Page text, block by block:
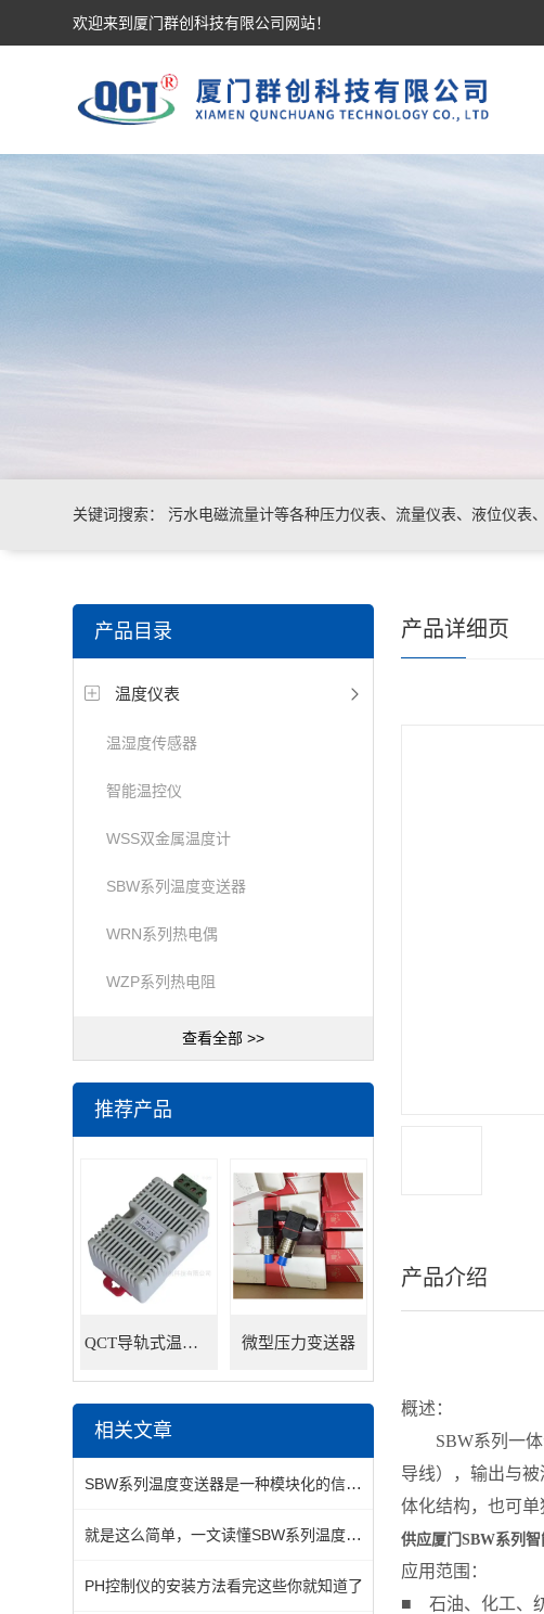
欢迎来到厦门群创科技有限公司网站！
关键词搜索： 污水电磁流量计等各种压力仪表、流量仪表、液位仪表
产品目录
温度仪表
温湿度传感器
智能温控仪
WSS双金属温度计
SBW系列温度变送器
WRN系列热电偶
WZP系列热电阻
查看全部 >>
推荐产品
QCT导轨式温湿度变送器 微型压力变送器
相关文章
SBW系列温度变送器是一种模块化的信号调理装置
就是这么简单，一文读懂SBW系列温度变送器
PH控制仪的安装方法看完这些你就知道了
产品详细页
产品介绍
概述：
SBW系列一体
导线），输出与
体化结构，也可单
供应厦门SBW系列
应用范围：
■ 石油、化工、